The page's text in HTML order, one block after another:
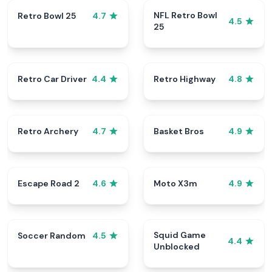
Retro Bowl 25 4.7
NFL Retro Bowl
25
4.5
Retro Car Driver 4.4 Retro Highway 4.8
Retro Archery 4.7 Basket Bros 4.9
Escape Road 2 4.6 Moto X3m 4.9
Soccer Random 4.5
Squid Game
Unblocked
4.4